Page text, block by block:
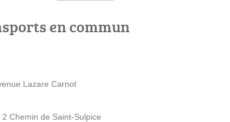
en commun
Lazare Carnot
Chemin de Saint-Sulpice